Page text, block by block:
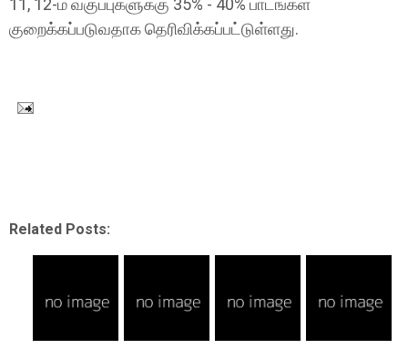
11, 12-ம் வகுப்புகளுக்கு 35% - 40% பாடங்கள்
குறைக்கப்படுவதாக தெரிவிக்கப்பட்டுள்ளது.
Related Posts: